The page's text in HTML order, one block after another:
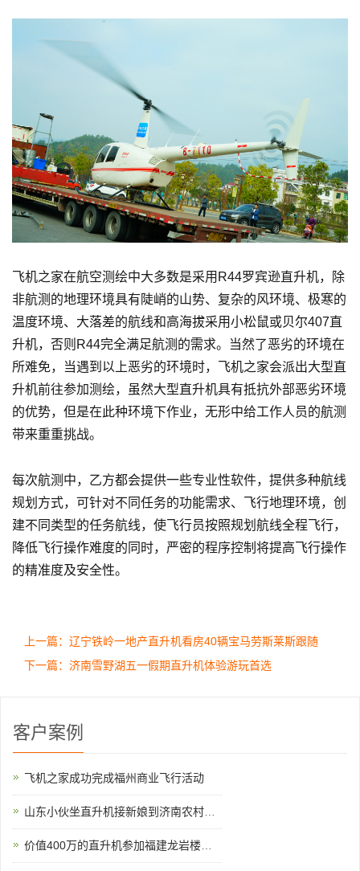
飞机之家在航空测绘中大多数是采用R44罗宾逊直升机，除
非航测的地理环境具有陡峭的山势、复杂的风环境、极寒的
温度环境、大落差的航线和高海拔采用小松鼠或贝尔407直
升机，否则R44完全满足航测的需求。当然了恶劣的环境在
所难免，当遇到以上恶劣的环境时，飞机之家会派出大型直
升机前往参加测绘，虽然大型直升机具有抵抗外部恶劣环境
的优势，但是在此种环境下作业，无形中给工作人员的航测
带来重重挑战。
每次航测中，乙方都会提供一些专业性软件，提供多种航线
规划方式，可针对不同任务的功能需求、飞行地理环境，创
建不同类型的任务航线，使飞行员按照规划航线全程飞行，
降低飞行操作难度的同时，严密的程序控制将提高飞行操作
的精准度及安全性。
上一篇：辽宁铁岭一地产直升机看房40辆宝马劳斯莱斯跟随
下一篇：济南雪野湖五一假期直升机体验游玩首选
客户案例
飞机之家成功完成福州商业飞行活动
山东小伙坐直升机接新娘到济南农村老家
价值400万的直升机参加福建龙岩楼盘空中看房活动